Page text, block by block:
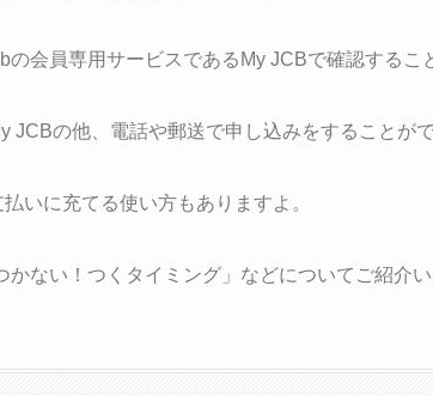
の会員専用サービスであるMy JCBで確認するこ
JCBの他、電話や郵送で申し込みをすることがで
いに充てる使い方もありますよ。
ない！つくタイミング」などについてご紹介い